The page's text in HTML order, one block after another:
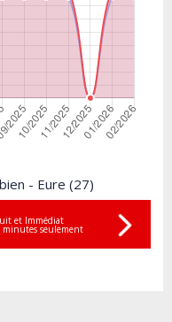
- Eure (27)
et Immédiat
minutes seulement